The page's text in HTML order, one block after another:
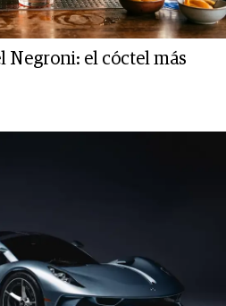
Negroni: el cóctel más